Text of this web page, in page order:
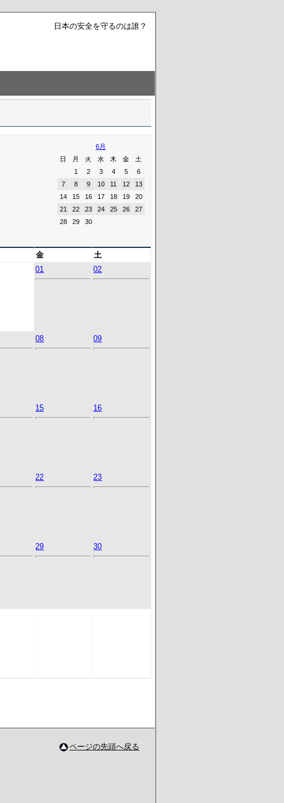
日本の安全を守るのは誰？
6月
日
月 火 水 木 金
土
1
2 3 4 5
6
7
8 9 10 11 12
13
14
15 16 17 18 19
20
21
22 23 24 25 26
27
28
29 30
金 土
01 02
08 09
15 16
22 23
29 30
ページの先頭へ戻る